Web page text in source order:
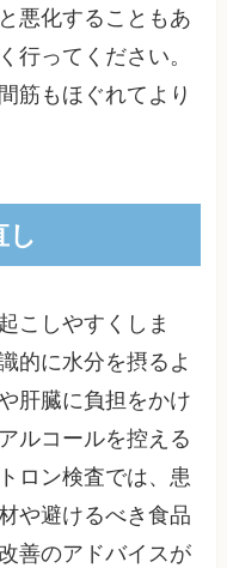
悪化することもあ
行ってください。
筋もほぐれてより
し
こしやすくしま
的に水分を摂るよ
肝臓に負担をかけ
ルコールを控える
ロン検査では、患
や避けるべき食品
善のアドバイスが